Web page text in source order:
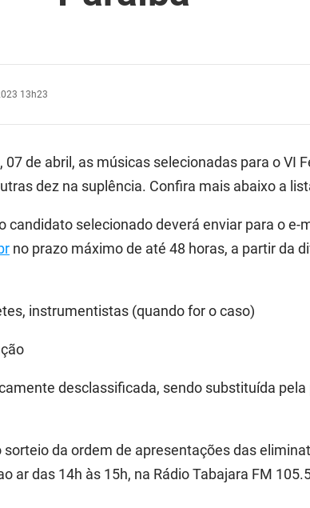
13h23
de abril, as músicas selecionadas para o VI
dez na suplência. Confira mais abaixo a
selecionado deverá enviar para o e-
no prazo máximo de até 48 horas, a partir da
instrumentistas (quando for o caso)
desclassificada, sendo substituída
da ordem de apresentações das
ar das 14h às 15h, na Rádio Tabajara FM